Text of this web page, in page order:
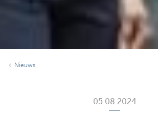
Nieuws
05.08.2024